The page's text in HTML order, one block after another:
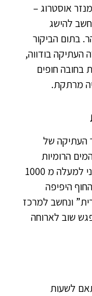
אוסטרוג –
ונחשב להישג
בתום הביקור
העתיקה בודווה,
בחובה חופים
העתיקה של
הרומיות
והמצודה בה הונחו האבנים הראשונות לפני למעלה מ 1000
היפיפה
ונחשב למרכז
שוב לארוחה
לשעות